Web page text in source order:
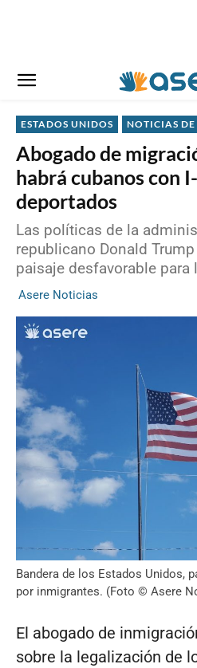
ESTADOS UNIDOS NOTICIAS DE
Abogado de
habrá cubanos con
deportados
Las políticas de la
republicano Donald
paisaje desfavorable
Asere Noticias
Bandera de los Estados Unidos,
por inmigrantes. (Foto © Asere
El abogado de
sobre la legalización de